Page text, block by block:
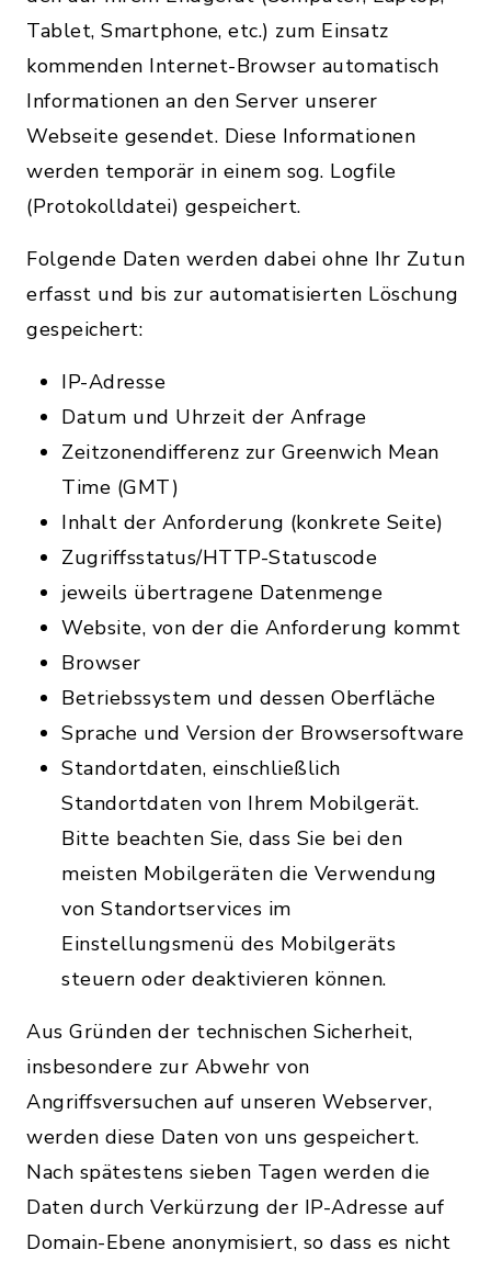
Tablet, Smartphone, etc.) zum Einsatz
kommenden Internet-Browser automatisch
Informationen an den Server unserer
Webseite gesendet. Diese Informationen
werden temporär in einem sog. Logfile
(Protokolldatei) gespeichert.
Folgende Daten werden dabei ohne Ihr Zutun
erfasst und bis zur automatisierten Löschung
gespeichert:
IP-Adresse
Datum und Uhrzeit der Anfrage
Zeitzonendifferenz zur Greenwich Mean
Time (GMT)
Inhalt der Anforderung (konkrete Seite)
Zugriffsstatus/HTTP-Statuscode
jeweils übertragene Datenmenge
Website, von der die Anforderung kommt
Browser
Betriebssystem und dessen Oberfläche
Sprache und Version der Browsersoftware
Standortdaten, einschließlich
Standortdaten von Ihrem Mobilgerät.
Bitte beachten Sie, dass Sie bei den
meisten Mobilgeräten die Verwendung
von Standortservices im
Einstellungsmenü des Mobilgeräts
steuern oder deaktivieren können.
Aus Gründen der technischen Sicherheit,
insbesondere zur Abwehr von
Angriffsversuchen auf unseren Webserver,
werden diese Daten von uns gespeichert.
Nach spätestens sieben Tagen werden die
Daten durch Verkürzung der IP-Adresse auf
Domain-Ebene anonymisiert, so dass es nicht